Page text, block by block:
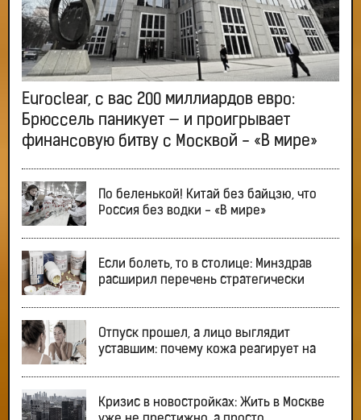
Euroclear, с вас 200 миллиардов евро:
Брюссель паникует — и проигрывает
финансовую битву с Москвой - «В мире»
По беленькой! Китай без байцзю, что
Россия без водки - «В мире»
Если болеть, то в столице: Минздрав
расширил перечень стратегически
Отпуск прошел, а лицо выглядит
уставшим: почему кожа реагирует на
Кризис в новостройках: Жить в Москве